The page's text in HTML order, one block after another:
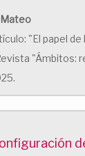
"El papel
"Ámbitos: